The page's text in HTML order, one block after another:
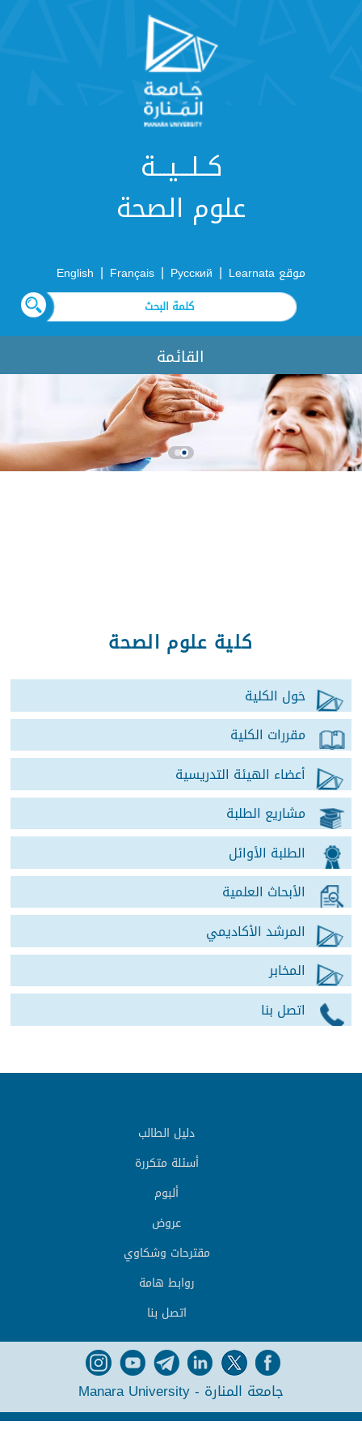
كــلـــيـــة
علوم الصحة
موقع Learnata |
Русский
|
Français
|
English
القائمة
كلية علوم الصحة
حَول الكلية
مقررات الكلية
أعضاء الهيئة التدريسية
مشاريع الطلبة
الطلبة الأوائل
الأبحاث العلمية
المرشد الأكاديمي
المخابر
اتصل بنا
دليل الطالب
أسئلة متكررة
ألبوم
عروض
مقترحات وشكاوي
روابط هامة
اتصل بنا
جامعة المنارة - Manara University